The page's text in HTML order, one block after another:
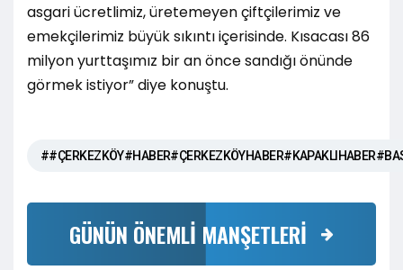
asgari ücretlimiz, üretemeyen çiftçilerimiz ve
emekçilerimiz büyük sıkıntı içerisinde. Kısacası 86
milyon yurttaşımız bir an önce sandığı önünde
görmek istiyor” diye konuştu.
GÜNÜN ÖNEMLİ MANŞETLERİ